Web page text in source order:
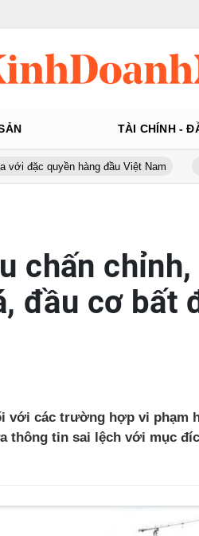
TÀI CHÍNH -
hàng đầu Việt Nam Thép
chấn
đầu cơ bất
với các trường hợp vi phạm
thông tin sai lệch với mục